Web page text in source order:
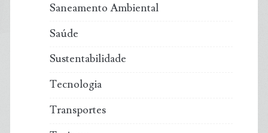
Saneamento Ambiental
Saúde
Sustentabilidade
Tecnologia
Transportes